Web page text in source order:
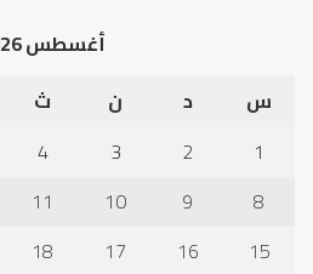
أغسطس 2026
س
د ن ث
1
2
3
4
8
9
10
11
15
16
17
18